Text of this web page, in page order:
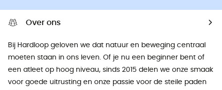
Over ons
Bij Hardloop geloven we dat natuur en beweging centraal
moeten staan ​​in ons leven. Of je nu een beginner bent of
een atleet op hoog niveau, sinds 2015 delen we onze smaak
voor goede uitrusting en onze passie voor de steile paden